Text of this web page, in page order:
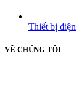
Thiết bị điện
VỀ CHÚNG TÔI